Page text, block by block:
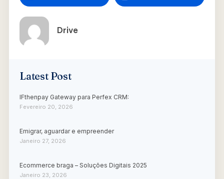
Drive
Latest Post
IFthenpay Gateway para Perfex CRM:
Fevereiro 20, 2026
Emigrar, aguardar e empreender
Janeiro 27, 2026
Ecommerce braga – Soluções Digitais 2025
Janeiro 23, 2026